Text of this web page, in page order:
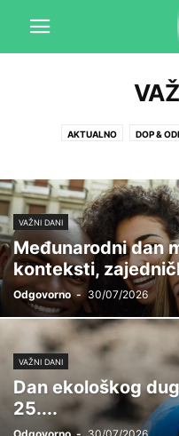
AKTUALNO DOP &
ODGOVORAN GRAĐANIN
RAZGOVORI I KOLUMNE
UPRAVLJANJE DOBRIM
VAŽNI DANI
Međunarodni dan
konteksti,
Odgovorno - 30/07/2026
VAŽNI DANI
Dan ekološkog
25....